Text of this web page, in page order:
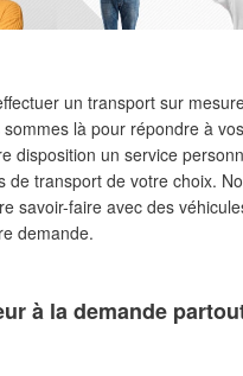
un transport sur
là pour répondre à
disposition un service
de transport de votre choix.
savoir-faire avec des
demande.
à la demande